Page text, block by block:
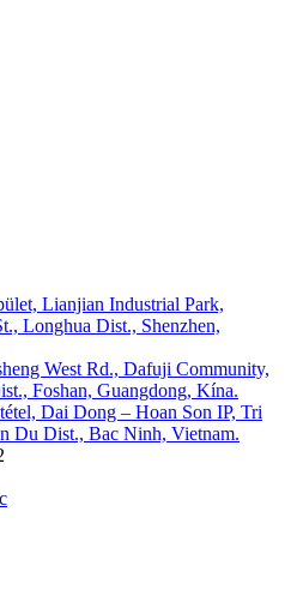
Lianjian Industrial Park,
Longhua Dist., Shenzhen,
West Rd., Dafuji Community,
Foshan, Guangdong, Kína.
Dai Dong – Hoan Son IP, Tri
Du Dist., Bac Ninh, Vietnam.